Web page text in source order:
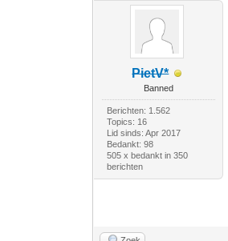
PietV*
Banned
Berichten: 1.562
Topics: 16
Lid sinds: Apr 2017
Bedankt: 98
505 x bedankt in 350
berichten